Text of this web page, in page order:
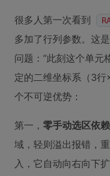
很多人第一次看到
多加了行列参数。这
问题：“此刻这个单元
定的二维坐标系（3
个不可逆优势：
第一， 零手动选区依赖
域，轻则溢出报错，
入，它自动向右向下